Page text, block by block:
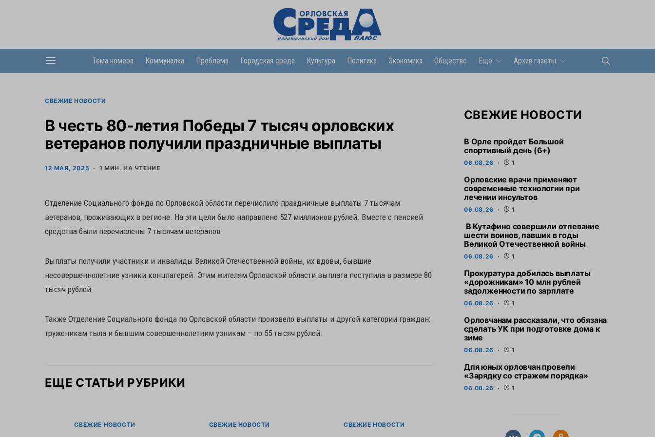
Тема номера Коммуналка Проблема Городская среда Культура Политика Экономика Общество Еще Архив газеты
СВЕЖИЕ НОВОСТИ
В честь 80-летия Победы 7 тысяч орловских
ветеранов получили праздничные выплаты
12 МАЯ, 2025 1 МИН. НА ЧТЕНИЕ
Отделение Социального фонда по Орловской области перечислило праздничные выплаты 7 тысячам
ветеранов, проживающих в регионе. На эти цели было направлено 527 миллионов рублей. Вместе с пенсией
средства были перечислены 7 тысячам ветеранов.
Выплаты получили участники и инвалиды Великой Отечественной войны, их вдовы, бывшие
несовершеннолетние узники концлагерей. Этим жителям Орловской области выплата поступила в размере 80
тысяч рублей
Также Отделение Социального фонда по Орловской области произвело выплаты и другой категории граждан:
труженикам тыла и бывшим совершеннолетним узникам – по 55 тысяч рублей.
ЕЩЕ СТАТЬИ РУБРИКИ
СВЕЖИЕ НОВОСТИ СВЕЖИЕ НОВОСТИ СВЕЖИЕ НОВОСТИ
СВЕЖИЕ НОВОСТИ
В Орле пройдет Большой
спортивный день (6+)
06.08.26 1
Орловские врачи применяют
современные технологии при
лечении инсультов
06.08.26 1
В Кутафино совершили отпевание
шести воинов, павших в годы
Великой Отечественной войны
06.08.26 1
Прокуратура добилась выплаты
«дорожникам» 10 млн рублей
задолженности по зарплате
06.08.26 1
Орловчанам рассказали, что обязана
сделать УК при подготовке дома к
зиме
06.08.26 1
Для юных орловчан провели
«Зарядку со стражем порядка»
06.08.26 1